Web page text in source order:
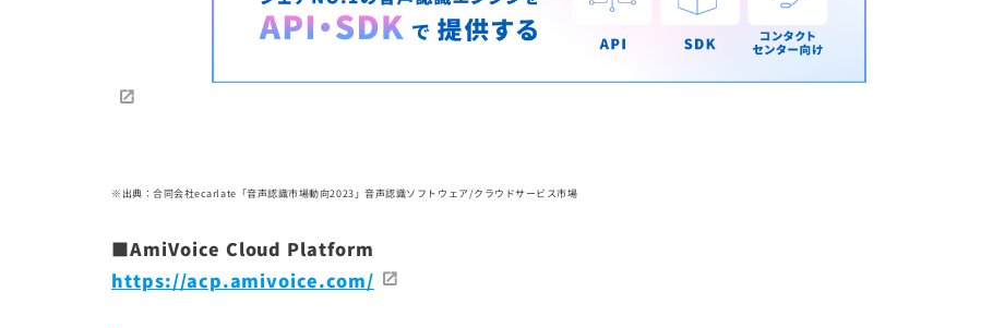
※出典：合同会社ecarlate「音声認識市場動向2023」音声認識ソフトウェア/クラウドサービス市場
■AmiVoice Cloud Platform
https://acp.amivoice.com/